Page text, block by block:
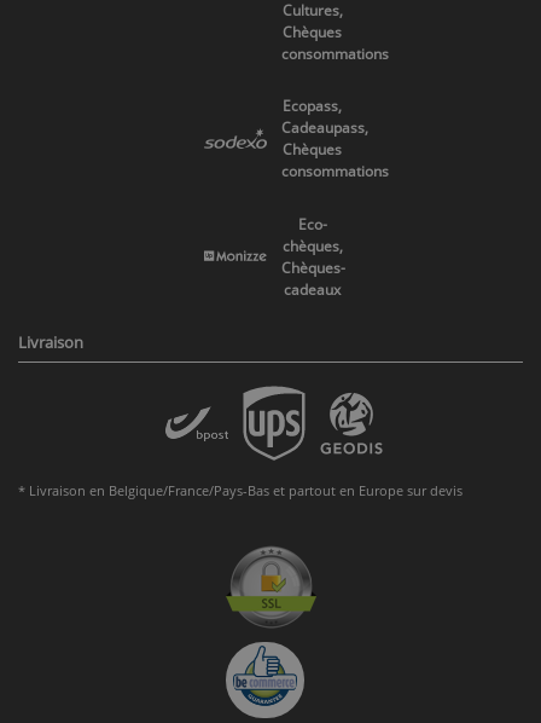
Cultures,
Chèques
consommations
Ecopass,
Cadeaupass,
Chèques
consommations
Eco-
chèques,
Chèques-
cadeaux
Livraison
* Livraison en Belgique/France/Pays-Bas et partout en Europe sur devis